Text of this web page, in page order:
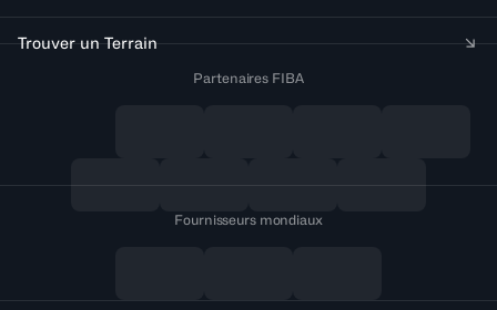
Trouver un Terrain
Partenaires FIBA
Fournisseurs mondiaux